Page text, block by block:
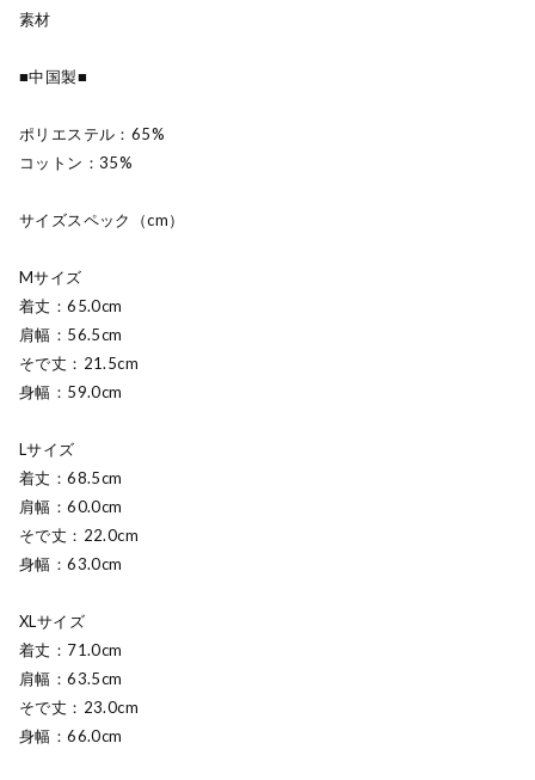
素材
■中国製■
ポリエステル：65%
コットン：35%
サイズスペック（cm）
Mサイズ
着丈：65.0cm
肩幅：56.5cm
そで丈：21.5cm
身幅：59.0cm
Lサイズ
着丈：68.5cm
肩幅：60.0cm
そで丈：22.0cm
身幅：63.0cm
XLサイズ
着丈：71.0cm
肩幅：63.5cm
そで丈：23.0cm
身幅：66.0cm